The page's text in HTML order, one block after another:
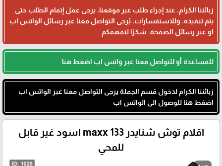
زبائننا الكرام، عند إجراء طلب عبر موقعنا، يرجى عمل إتمام الطلب حتى
يتم تنفيذه. وللاستفسارات، يُرجى التواصل معنا عبر رسائل الواتس اب
او عبر رسائل الصفحة. شكرًا لتفهمكم
للمساعدة أو للتواصل معنا عبر واتس اب اضغط هنا
زبائننا الكرام لدخول قسم الجملة يرجى التواصل معنا عبر الواتس اب
اضغط هنا للوصول الى الواتس اب
اقلام توش شنايدر maxx 133 اسود غير قابل
للمحي